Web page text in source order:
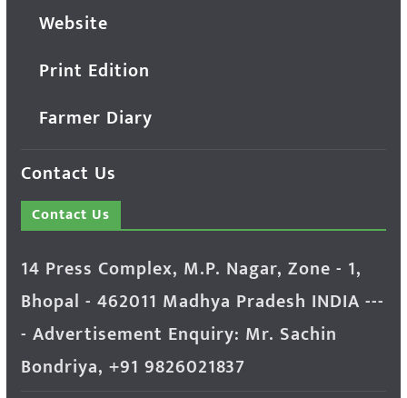
Website
Print Edition
Farmer Diary
Contact Us
Contact Us
14 Press Complex, M.P. Nagar, Zone - 1,
Bhopal - 462011 Madhya Pradesh INDIA ---
- Advertisement Enquiry: Mr. Sachin
Bondriya, +91 9826021837